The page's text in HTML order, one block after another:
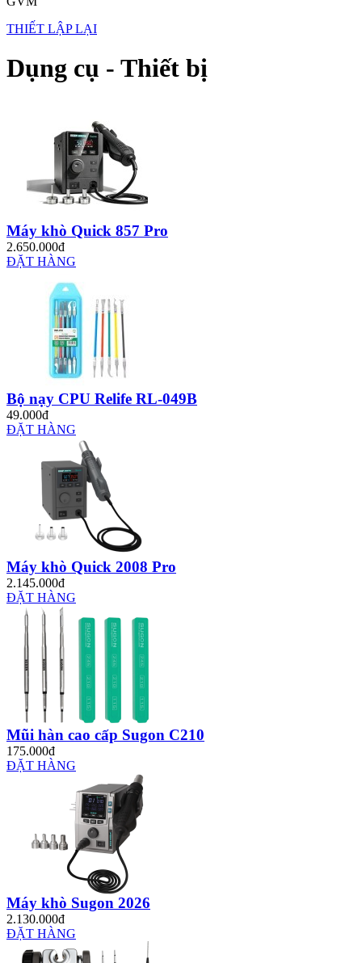
THIẾT LẬP LẠI
Dụng cụ - Thiết bị
Máy khò Quick 857 Pro
2.650.000đ
ĐẶT HÀNG
Bộ nạy CPU Relife RL-049B
49.000đ
ĐẶT HÀNG
Máy khò Quick 2008 Pro
2.145.000đ
ĐẶT HÀNG
Mũi hàn cao cấp Sugon C210
175.000đ
ĐẶT HÀNG
Máy khò Sugon 2026
2.130.000đ
ĐẶT HÀNG